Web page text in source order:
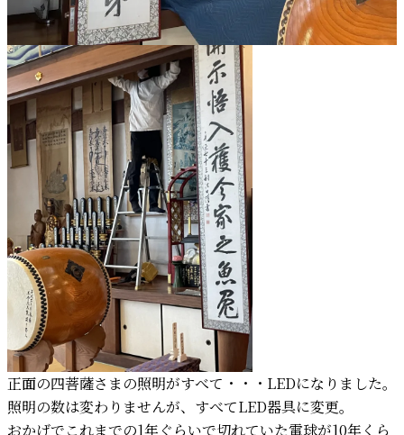
正面の四菩薩さまの照明がすべて・・・LEDになりました。
照明の数は変わりませんが、すべてLED器具に変更。
おかげでこれまでの1年ぐらいで切れていた電球が10年くら